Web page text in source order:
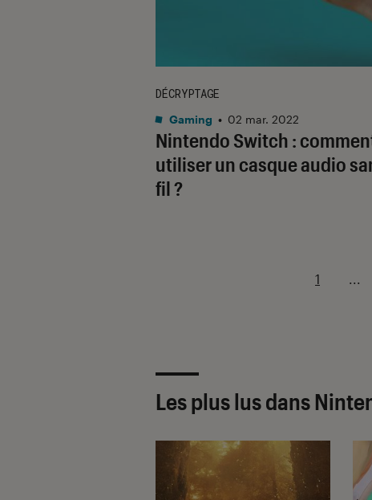
Nintendo Switch :
utiliser un casque audio
fil ?
DÉCRYPTAGE
Gaming • 02 mar. 2022
1 ...
Les plus lus dans